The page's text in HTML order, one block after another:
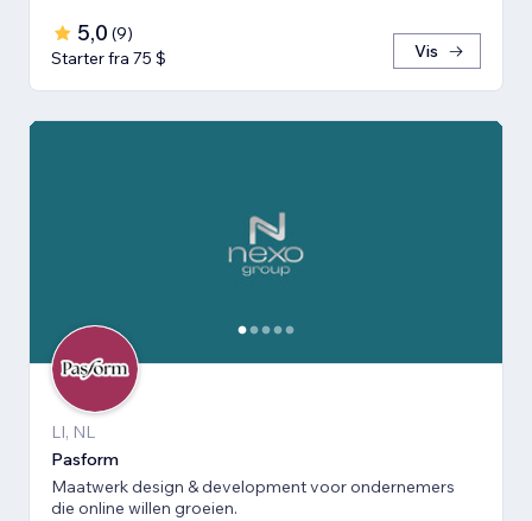
5,0 (9)
Starter fra 75 $
Vis
LI, NL
Pasform
Maatwerk design & development voor ondernemers
die online willen groeien.